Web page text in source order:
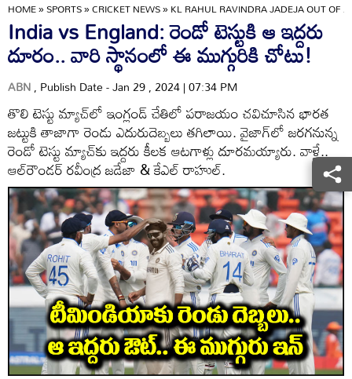
HOME»SPORTS»CRICKET NEWS»KL RAHUL RAVINDRA JADEJA OUT OF
India vs England: రెండో టెస్టుకి ఆ ఇద్దరు
దూరం.. వారి స్థానంలో ఈ ముగ్గురికి చోటు!
ABN, Publish Date - Jan 29 , 2024 | 07:34 PM
తొలి టెస్టు మ్యాచ్‌లో ఇంగ్లండ్ చేతిలో పరాజయం చవిచూసిన భారత
జట్టుకి తాజాగా రెండు ఎదురుదెబ్బలు తగిలాయి. వైజాగ్‌లో జరగనున్న
రెండో టెస్టు మ్యాచ్‌కు ఇద్దరు కీలక ఆటగాళ్లు దూరమయ్యారు. వాళ్లే..
ఆల్‌రౌండర్ రవీంద్ర జడేజా & కేఎల్ రాహుల్.